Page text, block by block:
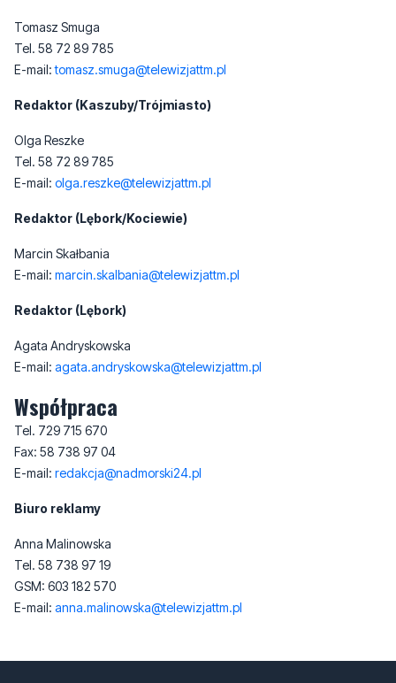
Tomasz Smuga
Tel. 58 72 89 785
E-mail:tomasz.smuga@telewizjattm.pl
Redaktor (Kaszuby/Trójmiasto)
Olga Reszke
Tel. 58 72 89 785
E-mail: olga.reszke@telewizjattm.pl
Redaktor (Lębork/Kociewie)
Marcin Skałbania
E-mail: marcin.skalbania@telewizjattm.pl
Redaktor (Lębork)
Agata Andryskowska
E-mail: agata.andryskowska@telewizjattm.pl
Współpraca
Tel. 729 715 670
Fax: 58 738 97 04
E-mail: redakcja@nadmorski24.pl
Biuro reklamy
Anna Malinowska
Tel. 58 738 97 19
GSM: 603 182 570
E-mail: anna.malinowska@telewizjattm.pl